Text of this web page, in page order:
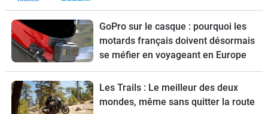
2026 ?
GoPro sur le casque : pourquoi les
motards français doivent désormais
se méfier en voyageant en Europe
Les Trails : Le meilleur des deux
mondes, même sans quitter la route